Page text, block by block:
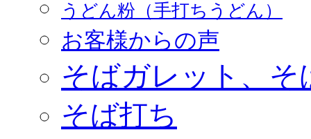
うどん粉（手打ちうどん）
お客様からの声
そばガレット、そ
そば打ち